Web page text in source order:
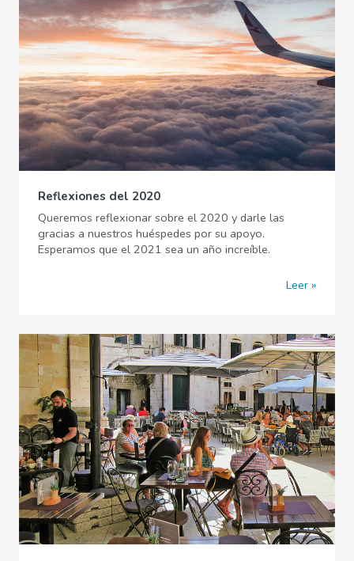
Reflexiones del 2020
Queremos reflexionar sobre el 2020 y darle las
gracias a nuestros huéspedes por su apoyo.
Esperamos que el 2021 sea un año increíble.
Leer